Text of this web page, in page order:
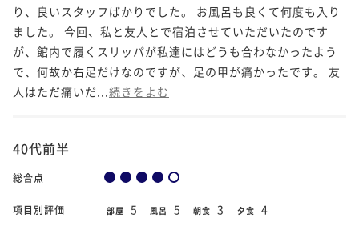
り、良いスタッフばかりでした。 お風呂も良くて何度も入り
ました。 今回、私と友人とで宿泊させていただいたのです
が、館内で履くスリッパが私達にはどうも合わなかったよう
で、何故か右足だけなのですが、足の甲が痛かったです。 友
人はただ痛いだ... 続きをよむ
40代前半
総合点
項目別評価 部屋 5 風呂 5 朝食 3 夕食 4